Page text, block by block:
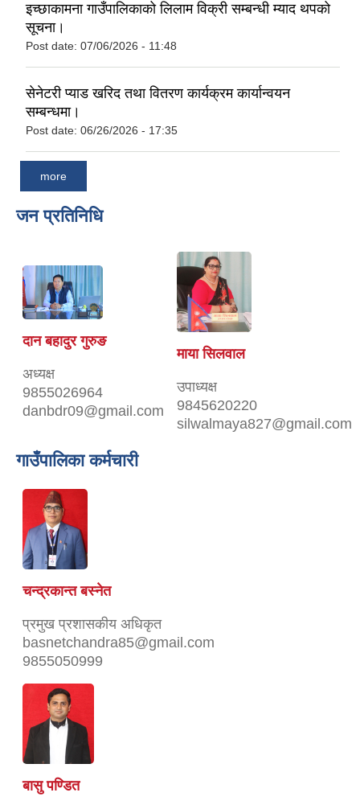
इच्छाकामना गाउँपालिकाको लिलाम विक्री सम्बन्धी म्याद थपको
सूचना।
Post date: 07/06/2026 - 11:48
सेनेटरी प्याड खरिद तथा वितरण कार्यक्रम कार्यान्वयन
सम्बन्धमा।
Post date: 06/26/2026 - 17:35
more
जन प्रतिनिधि
दान बहादुर गुरुङ
अध्यक्ष
9855026964
danbdr09@gmail.com
माया सिलवाल
उपाध्यक्ष
9845620220
silwalmaya827@gmail.com
गाउँपालिका कर्मचारी
चन्द्रकान्त बस्‍नेत
प्रमुख प्रशासकीय अधिकृत
basnetchandra85@gmail.com
9855050999
बासु पण्डित